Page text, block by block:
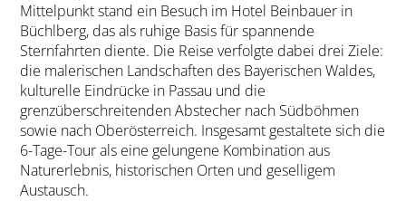
Mittelpunkt stand ein Besuch im Hotel Beinbauer in
Büchlberg, das als ruhige Basis für spannende
Sternfahrten diente. Die Reise verfolgte dabei drei Ziele:
die malerischen Landschaften des Bayerischen Waldes,
kulturelle Eindrücke in Passau und die
grenzüberschreitenden Abstecher nach Südböhmen
sowie nach Oberösterreich. Insgesamt gestaltete sich die
6-Tage-Tour als eine gelungene Kombination aus
Naturerlebnis, historischen Orten und geselligem
Austausch.